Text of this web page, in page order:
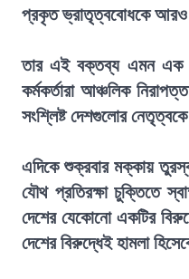
প্রকৃত ভ্রাতৃত্ববোধকে আরও
তার এই বক্তব্য এমন এক
কর্মকর্তারা আঞ্চলিক
সংশ্লিষ্ট দেশগুলোর
এদিকে শুক্রবার মক্কায়
যৌথ প্রতিরক্ষা চুক্তিতে
দেশের যেকোনো একটির
দেশের বিরুদ্ধেই হামলা